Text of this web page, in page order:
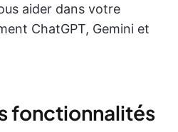
aider dans votre
ChatGPT, Gemini et
fonctionnalités